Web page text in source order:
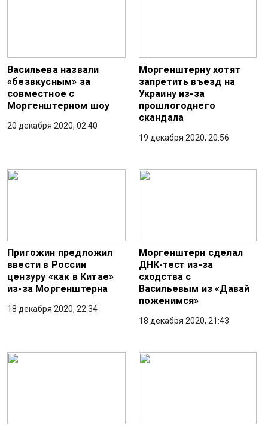
Васильева назвали
«безвкусным» за
совместное с
Моргенштерном шоу
20 декабря 2020, 02:40
Моргенштерну хотят
запретить въезд на
Украину из-за
прошлогоднего
скандала
19 декабря 2020, 20:56
Пригожин предложил
ввести в России
цензуру «как в Китае»
из-за Моргенштерна
18 декабря 2020, 22:34
Моргенштерн сделал
ДНК-тест из-за
сходства с
Васильевым из «Давай
поженимся»
18 декабря 2020, 21:43